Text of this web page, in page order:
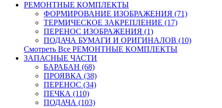
РЕМОНТНЫЕ КОМПЛЕКТЫ
ФОРМИРОВАНИЕ ИЗОБРАЖЕНИЯ (71)
ТЕРМИЧЕСКОЕ ЗАКРЕПЛЕНИЕ (17)
ПЕРЕНОС ИЗОБРАЖЕНИЯ (1)
ПОДАЧА БУМАГИ И ОРИГИНАЛОВ (10)
Смотреть Все РЕМОНТНЫЕ КОМПЛЕКТЫ
ЗАПАСНЫЕ ЧАСТИ
БАРАБАН (68)
ПРОЯВКА (38)
ПЕРЕНОС (34)
ПЕЧКА (110)
ПОДАЧА (103)